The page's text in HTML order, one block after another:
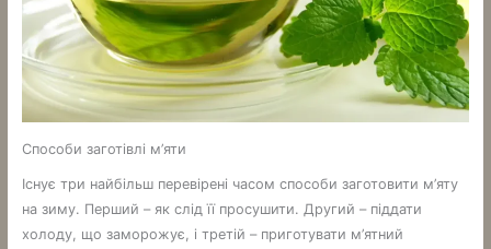
Способи заготівлі м’яти
Існує три найбільш перевірені часом способи заготовити м’яту
на зиму. Перший – як слід її просушити. Другий – піддати
холоду, що заморожує, і третій – приготувати м’ятний